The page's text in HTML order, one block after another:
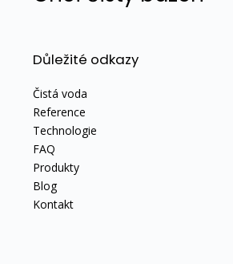
Důležité odkazy
Čistá voda
Reference
Technologie
FAQ
Produkty
Blog
Kontakt